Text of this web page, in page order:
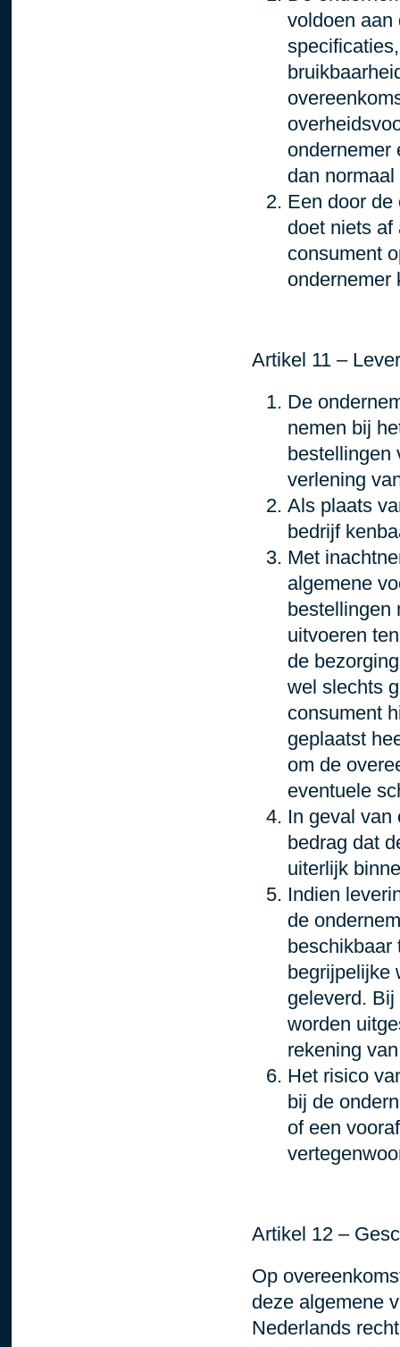
voldoen aan
ondernemer
dan
Een door de
doet niets af
consument
ondernemer
Artikel 11 –
De
nemen bij
bestellingen
verlening
Als plaats
bedrijf
Met
algemene
bestellingen
uitvoeren
de
wel slechts
consument
geplaatst
om de
eventuele
In geval van
bedrag dat
uiterlijk
Indien
de
beschikbaar
begrijpelijke
geleverd.
worden
rekening
Het risico
bij de
of een
Artikel 12 –
Op
deze algemene
Nederlands